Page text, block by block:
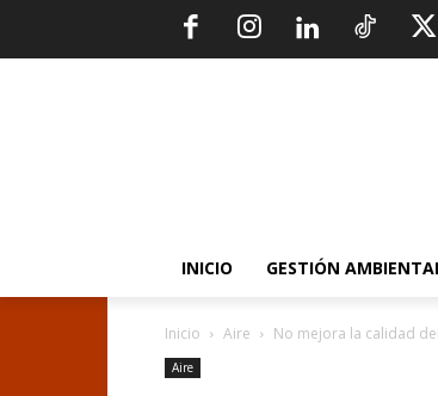
INICIO GESTIÓN
Inicio Aire No mejora la calidad
Aire